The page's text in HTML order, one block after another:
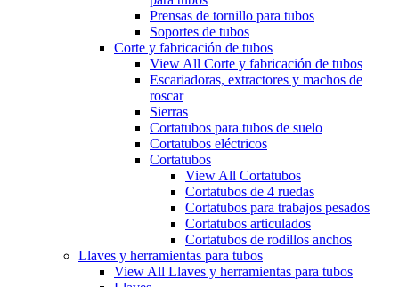
Prensas de tornillo para tubos
Soportes de tubos
Corte y fabricación de tubos
View All Corte y fabricación de tubos
Escariadoras, extractores y machos de
roscar
Sierras
Cortatubos para tubos de suelo
Cortatubos eléctricos
Cortatubos
View All Cortatubos
Cortatubos de 4 ruedas
Cortatubos para trabajos pesados
Cortatubos articulados
Cortatubos de rodillos anchos
Llaves y herramientas para tubos
View All Llaves y herramientas para tubos